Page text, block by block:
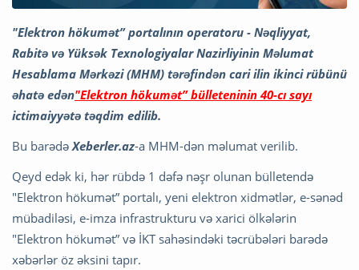
"Elektron hökumət” portalının operatoru - Nəqliyyat,
Rabitə və Yüksək Texnologiyalar Nazirliyinin Məlumat
Hesablama Mərkəzi (MHM) tərəfindən cari ilin ikinci rübünü
əhatə edən"Elektron hökumət” bülleteninin 40-cı sayı
ictimaiyyətə təqdim edilib.
Bu barədəXeberler.az-a MHM-dən məlumat verilib.
Qeyd edək ki, hər rübdə 1 dəfə nəşr olunan bülletendə
"Elektron hökumət” portalı, yeni elektron xidmətlər, e-sənəd
mübadiləsi, e-imza infrastrukturu və xarici ölkələrin
"Elektron hökumət” və İKT sahəsindəki təcrübələri barədə
xəbərlər öz əksini tapır.